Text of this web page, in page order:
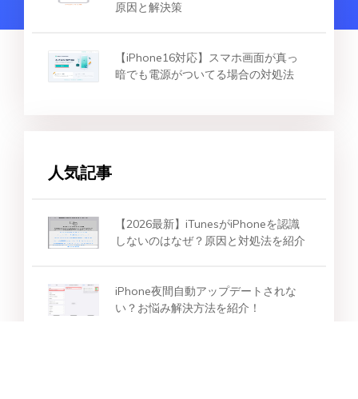
原因と解決策
【iPhone16対応】スマホ画面が真っ
暗でも電源がついてる場合の対処法
人気記事
【2026最新】iTunesがiPhoneを認識
しないのはなぜ？原因と対処法を紹介
iPhone夜間自動アップデートされな
い？お悩み解決方法を紹介！